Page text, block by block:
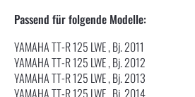
Passend für folgende Modelle:
YAMAHA TT-R 125 LWE , Bj. 2011
YAMAHA TT-R 125 LWE , Bj. 2012
YAMAHA TT-R 125 LWE , Bj. 2013
YAMAHA TT-R 125 LWE , Bj. 2014